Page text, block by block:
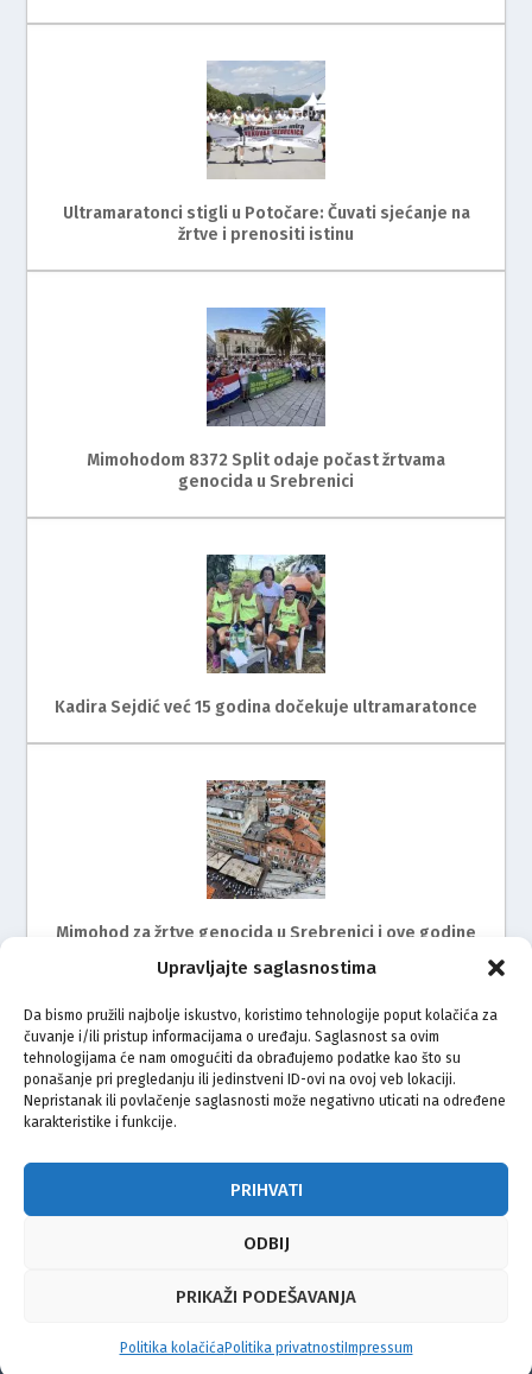
Upravljajte saglasnostima
Da bismo pružili najbolje iskustvo, koristimo tehnologije poput kolačića za
čuvanje i/ili pristup informacijama o uređaju. Saglasnost sa ovim
tehnologijama će nam omogućiti da obrađujemo podatke kao što su
ponašanje pri pregledanju ili jedinstveni ID-ovi na ovoj veb lokaciji.
Nepristanak ili povlačenje saglasnosti može negativno uticati na određene
karakteristike i funkcije.
PRIHVATI
ODBIJ
PRIKAŽI PODEŠAVANJA
Politika kolačićaPolitika privatnosti Impressum
Ultramaratonci stigli u Potočare: Čuvati sjećanje na
žrtve i prenositi istinu
Mimohodom 8372 Split odaje počast žrtvama
genocida u Srebrenici
Kadira Sejdić već 15 godina dočekuje ultramaratonce
Mimohod za žrtve genocida u Srebrenici i ove godine
Zagreb ispratio bicikliste na put do Srebrenice
© Vijeće bošnjačke nacionalne manjine Grada Zagreba 2026